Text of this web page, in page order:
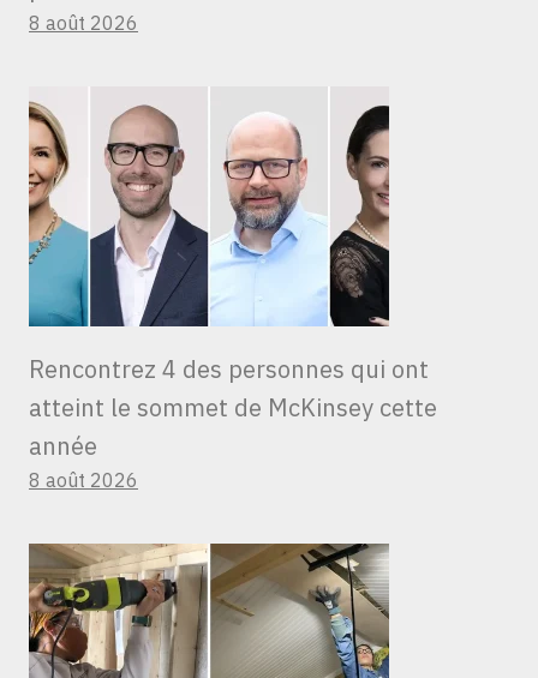
8 août 2026
Rencontrez 4 des personnes qui ont
atteint le sommet de McKinsey cette
année
8 août 2026